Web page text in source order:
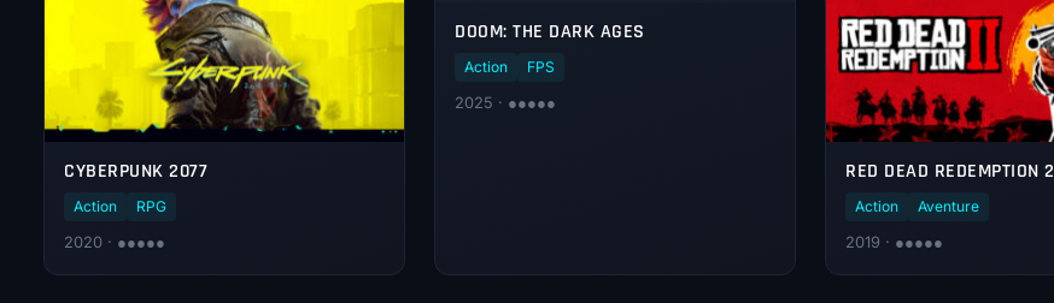
CYBERPUNK 2077
Action
RPG
2020 · ●●●●●
DOOM: THE DARK AGES
Action
FPS
2025 · ●●●●●
RED DEAD REDEMPTION 2
Action
Aventure
2019 · ●●●●●